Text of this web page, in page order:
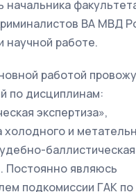
начальника
ВА МВД
научной работе.
работой
по дисциплинам:
экспертиза»,
холодного и
баллистическая
Постоянно являюсь
подкомиссии ГАК по